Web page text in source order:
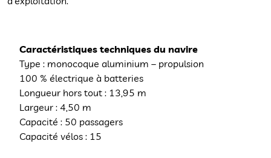
Caractéristiques techniques du navire
Type : monocoque aluminium – propulsion
100 % électrique à batteries
Longueur hors tout : 13,95 m
Largeur : 4,50 m
Capacité : 50 passagers
Capacité vélos : 15